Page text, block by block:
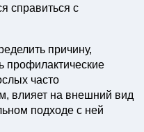
справиться с
причину,
профилактические
часто
влияет на внешний вид
подходе с ней